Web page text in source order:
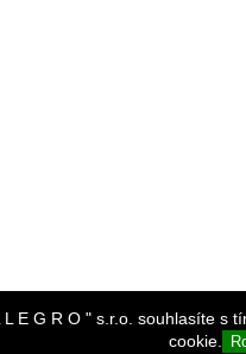
E G R O " s.r.o. souhlasíte
cookie.